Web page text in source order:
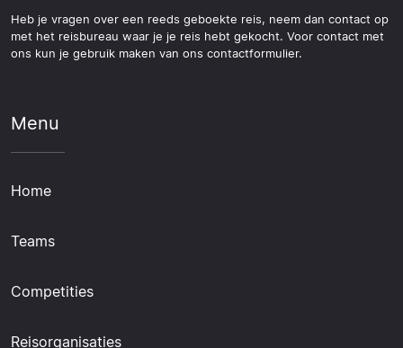
Heb je vragen over een reeds geboekte reis, neem dan contact op
met het reisbureau waar je je reis hebt gekocht. Voor contact met
ons kun je gebruik maken van ons contactformulier.
Menu
Home
Teams
Competities
Reisorganisaties